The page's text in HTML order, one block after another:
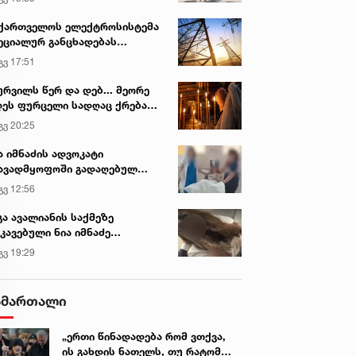
ელექტროსისტემა
განცხადებას
17:51
წერ და დებ... მეორე
ფურცელი სადღაც ქრება
სურვილი სრულდება...“ -
ტაძარი შიდა
20:25
იმნაძის ადვოკატი
გადაღებულ
ავრცელებს
12:56
ავალიანის საქმეზე
ნია იმნაძე
გადაჰყავთ
19:29
„ერთი წინადადება რომ ვთქვა,
ის გახდის ნათელს, თუ რატომ